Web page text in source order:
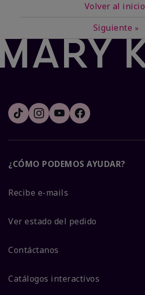
Volver al inicio
Siguiente »
¿CÓMO PODEMOS AYUDAR?
Recibe e-mails
Ver estado del pedido
Contáctanos
Catálogos interactivos